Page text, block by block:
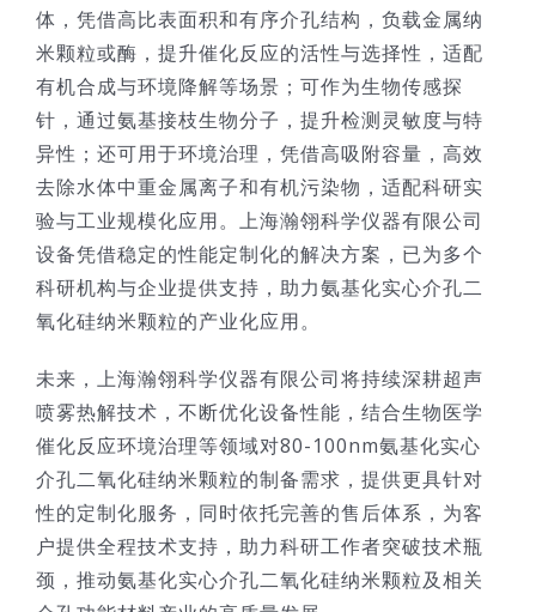
体，凭借高比表面积和有序介孔结构，负载金属纳
米颗粒或酶，提升催化反应的活性与选择性，适配
有机合成与环境降解等场景；可作为生物传感探
针，通过氨基接枝生物分子，提升检测灵敏度与特
异性；还可用于环境治理，凭借高吸附容量，高效
去除水体中重金属离子和有机污染物，适配科研实
验与工业规模化应用。上海瀚翎科学仪器有限公司
设备凭借稳定的性能定制化的解决方案，已为多个
科研机构与企业提供支持，助力氨基化实心介孔二
氧化硅纳米颗粒的产业化应用。
未来，上海瀚翎科学仪器有限公司将持续深耕超声
喷雾热解技术，不断优化设备性能，结合生物医学
催化反应环境治理等领域对80-100nm氨基化实心
介孔二氧化硅纳米颗粒的制备需求，提供更具针对
性的定制化服务，同时依托完善的售后体系，为客
户提供全程技术支持，助力科研工作者突破技术瓶
颈，推动氨基化实心介孔二氧化硅纳米颗粒及相关